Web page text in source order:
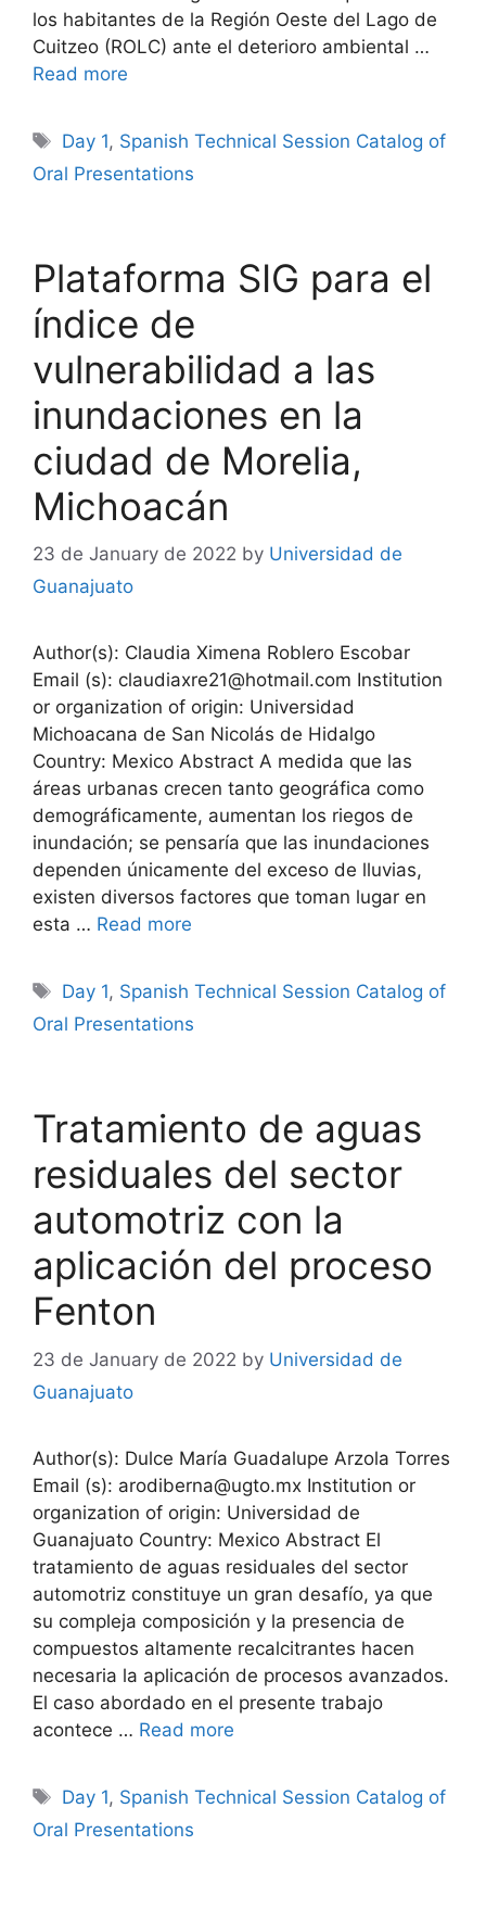
los habitantes de la Región Oeste del Lago de
Cuitzeo (ROLC) ante el deterioro ambiental …
Read more
Tags
Day 1, Spanish Technical Session Catalog of
Oral Presentations
Plataforma SIG para el
índice de
vulnerabilidad a las
inundaciones en la
ciudad de Morelia,
Michoacán
23 de January de 2022 by Universidad de
Guanajuato
Author(s): Claudia Ximena Roblero Escobar
Email (s): claudiaxre21@hotmail.com Institution
or organization of origin: Universidad
Michoacana de San Nicolás de Hidalgo
Country: Mexico Abstract A medida que las
áreas urbanas crecen tanto geográfica como
demográficamente, aumentan los riegos de
inundación; se pensaría que las inundaciones
dependen únicamente del exceso de lluvias,
existen diversos factores que toman lugar en
esta … Read more
Tags
Day 1, Spanish Technical Session Catalog of
Oral Presentations
Tratamiento de aguas
residuales del sector
automotriz con la
aplicación del proceso
Fenton
23 de January de 2022 by Universidad de
Guanajuato
Author(s): Dulce María Guadalupe Arzola Torres
Email (s): arodiberna@ugto.mx Institution or
organization of origin: Universidad de
Guanajuato Country: Mexico Abstract El
tratamiento de aguas residuales del sector
automotriz constituye un gran desafío, ya que
su compleja composición y la presencia de
compuestos altamente recalcitrantes hacen
necesaria la aplicación de procesos avanzados.
El caso abordado en el presente trabajo
acontece … Read more
Tags
Day 1, Spanish Technical Session Catalog of
Oral Presentations